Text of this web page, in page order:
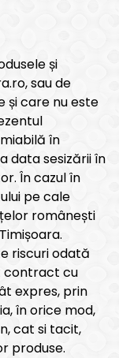
și
sau de
și care nu este
în
data sesizării în
În cazul în
pe cale
românești
riscuri odată
contract cu
expres, prin
în orice mod,
cat si tacit,
produse.